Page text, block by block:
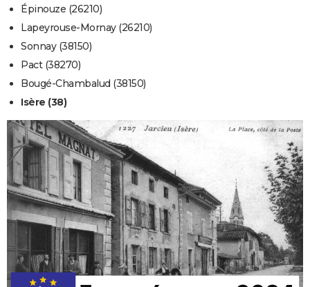
Épinouze (26210)
Lapeyrouse-Mornay (26210)
Sonnay (38150)
Pact (38270)
Bougé-Chambalud (38150)
Isère (38)